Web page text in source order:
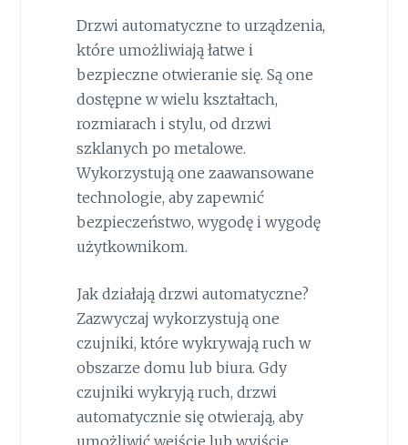
Drzwi automatyczne to urządzenia,
które umożliwiają łatwe i
bezpieczne otwieranie się. Są one
dostępne w wielu kształtach,
rozmiarach i stylu, od drzwi
szklanych po metalowe.
Wykorzystują one zaawansowane
technologie, aby zapewnić
bezpieczeństwo, wygodę i wygodę
użytkownikom.
Jak działają drzwi automatyczne?
Zazwyczaj wykorzystują one
czujniki, które wykrywają ruch w
obszarze domu lub biura. Gdy
czujniki wykryją ruch, drzwi
automatycznie się otwierają, aby